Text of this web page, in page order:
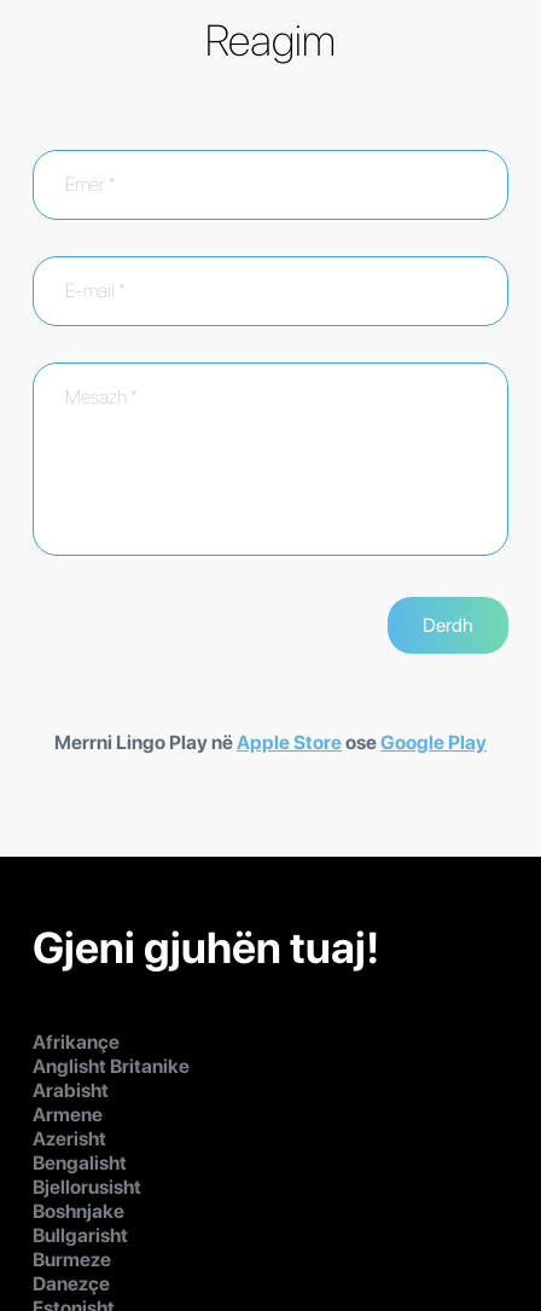
Reagim
Merrni Lingo Play nëApple StoreoseGoogle Play
Gjeni gjuhën tuaj!
Afrikançe
Anglisht Britanike
Arabisht
Armene
Azerisht
Bengalisht
Bjellorusisht
Boshnjake
Bullgarisht
Burmeze
Danezçe